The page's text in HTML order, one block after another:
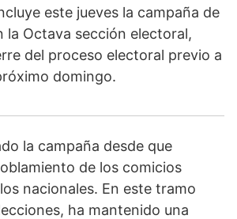
este jueves la campaña de
la Octava sección electoral,
del proceso electoral previo a
domingo.
la campaña desde que
de los comicios
nacionales. En este tramo
ha mantenido una